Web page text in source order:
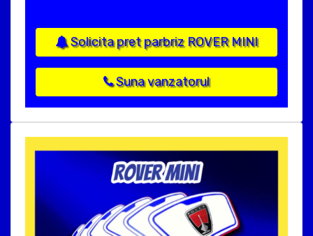
Solicita pret parbriz ROVER MINI
Suna vanzatorul